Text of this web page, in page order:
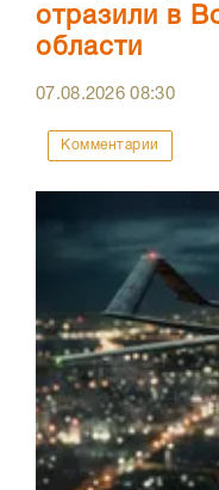
отразили в
области
07.08.202608:30
Комментарии